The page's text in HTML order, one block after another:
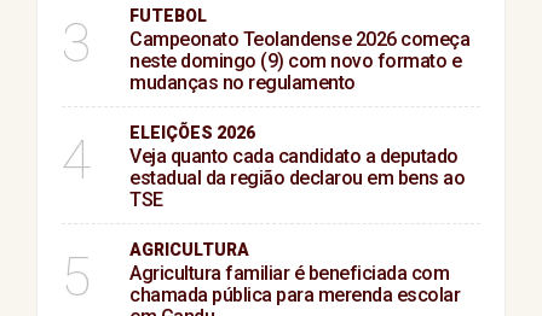
3 FUTEBOL
Campeonato Teolandense 2026 começa
neste domingo (9) com novo formato e
mudanças no regulamento
4 ELEIÇÕES 2026
Veja quanto cada candidato a deputado
estadual da região declarou em bens ao
TSE
5 AGRICULTURA
Agricultura familiar é beneficiada com
chamada pública para merenda escolar